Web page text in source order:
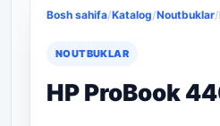
Bosh sahifa/Katalog/Noutbuklar/
NOUTBUKLAR
HP ProBook